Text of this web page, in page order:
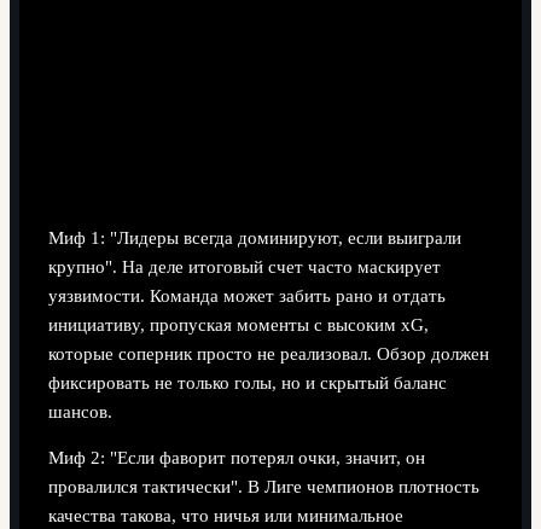
Миф 1: "Лидеры всегда доминируют, если выиграли
крупно". На деле итоговый счет часто маскирует
уязвимости. Команда может забить рано и отдать
инициативу, пропуская моменты с высоким xG,
которые соперник просто не реализовал. Обзор должен
фиксировать не только голы, но и скрытый баланс
шансов.
Миф 2: "Если фаворит потерял очки, значит, он
провалился тактически". В Лиге чемпионов плотность
качества такова, что ничья или минимальное